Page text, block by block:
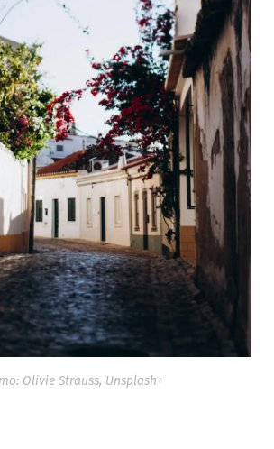
Olivie Strauss, Unsplash+